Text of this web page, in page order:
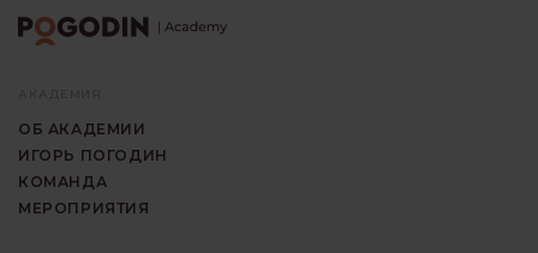
ОБ АКАДЕМИИ
ИГОРЬ ПОГОДИН
КОМАНДА
МЕРОПРИЯТИЯ